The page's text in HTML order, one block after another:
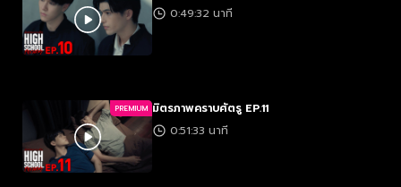
0:49:32 นาที
PREMIUM มิตรภาพคราบศัตรู EP.11
0:51:33 นาที